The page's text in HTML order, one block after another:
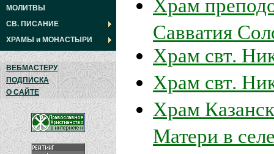
МОЛИТВЫ
СВ. ПИСАНИЕ
ХРАМЫ и МОНАСТЫРИ
ВЕБМАСТЕРУ
ПОДПИСКА
О САЙТЕ
Савватия
Храм свт.
Храм свт.
Храм
Матери в